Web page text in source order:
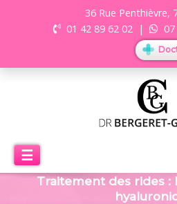
36 Rue Penthièvre,
01 42 89 62 02 |
☰
Traitement des rides :